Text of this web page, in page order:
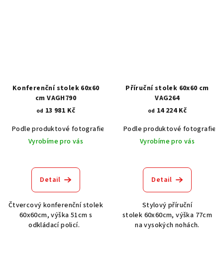
Konferenční stolek 60x60
cm VAGH790
od 13 981 Kč
Podle produktové fotografie
Akát vintage BT1551
Dub světlý
Vyrobíme pro vás
Detail
Čtvercový konferenční stolek
60x60cm, výška 51cm s
odkládací policí.
Příruční stolek 60x60 cm
VAG264
od 14 224 Kč
Podle produktové fotografie
Vyrobíme pro vás
Detail
Stylový příruční
stolek 60x60cm, výška 77cm
na vysokých nohách.